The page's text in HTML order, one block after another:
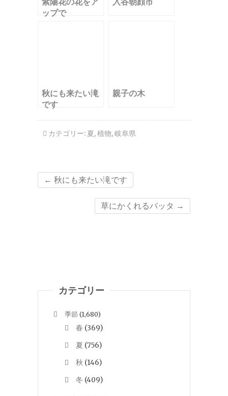
ップで
秋にも来たい滝
です
親子の木
カテゴリー: 夏,植物,岐阜県
← 秋にも来たい滝です
草にかくれるバッタ →
カテゴリー
季節 (1,680)
春 (369)
夏 (756)
秋 (146)
冬 (409)